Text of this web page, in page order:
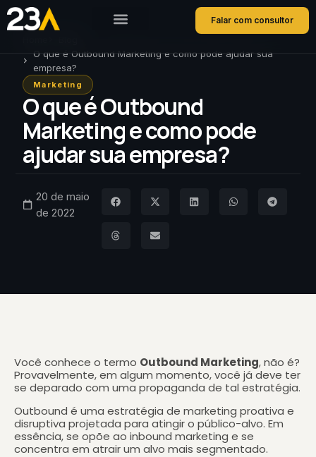
Falar com consultor
O que é Outbound Marketing e como pode ajudar sua
empresa?
Marketing
O que é Outbound
Marketing e como pode
ajudar sua empresa?
20 de maio
de 2022
Você conhece o termo Outbound Marketing, não é?
Provavelmente, em algum momento, você já deve ter
se deparado com uma propaganda de tal estratégia.
Outbound é uma estratégia de marketing proativa e
disruptiva projetada para atingir o público-alvo. Em
essência, se opõe ao inbound marketing e se
concentra em atrair um alvo mais segmentado.